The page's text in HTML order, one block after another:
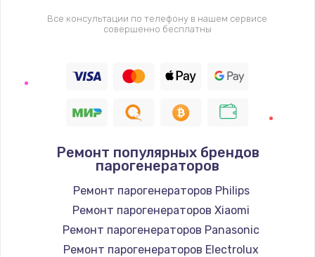
Все консультации по телефону в нашем сервисе
совершенно бесплатны
Ремонт популярных брендов
парогенераторов
Ремонт парогенераторов Philips
Ремонт парогенераторов Xiaomi
Ремонт парогенераторов Panasonic
Ремонт парогенераторов Electrolux